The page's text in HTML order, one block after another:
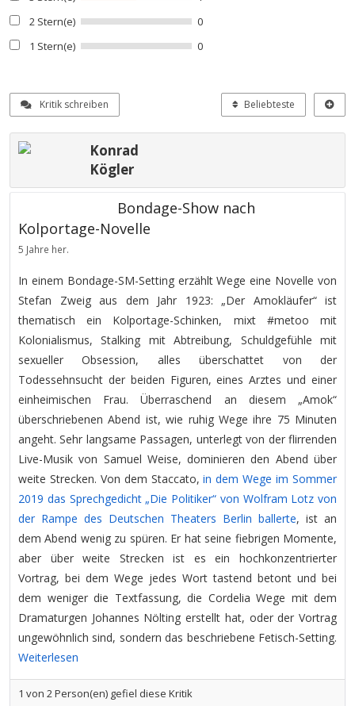
2 Stern(e)
0
1 Stern(e)
0
Kritik schreiben Beliebteste
Konrad
Kögler
Bondage-Show nach
Kolportage-Novelle
5 Jahre her.
In einem Bondage-SM-Setting erzählt Wege eine Novelle von
Stefan Zweig aus dem Jahr 1923: „Der Amokläufer“ ist
thematisch ein Kolportage-Schinken, mixt #metoo mit
Kolonialismus, Stalking mit Abtreibung, Schuldgefühle mit
sexueller Obsession, alles überschattet von der
Todessehnsucht der beiden Figuren, eines Arztes und einer
einheimischen Frau. Überraschend an diesem „Amok“
überschriebenen Abend ist, wie ruhig Wege ihre 75 Minuten
angeht. Sehr langsame Passagen, unterlegt von der flirrenden
Live-Musik von Samuel Weise, dominieren den Abend über
weite Strecken. Von dem Staccato,in dem Wege im Sommer
2019 das Sprechgedicht „Die Politiker“ von Wolfram Lotz von
der Rampe des Deutschen Theaters Berlin ballerte, ist an
dem Abend wenig zu spüren. Er hat seine fiebrigen Momente,
aber über weite Strecken ist es ein hochkonzentrierter
Vortrag, bei dem Wege jedes Wort tastend betont und bei
dem weniger die Textfassung, die Cordelia Wege mit dem
Dramaturgen Johannes Nölting erstellt hat, oder der Vortrag
ungewöhnlich sind, sondern das beschriebene Fetisch-Setting.
Weiterlesen
1 von 2Person(en) gefiel diese Kritik